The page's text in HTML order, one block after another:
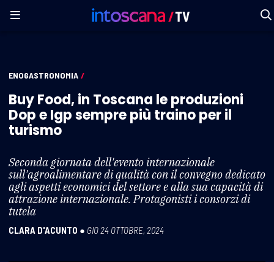
ENOGASTRONOMIA /
Buy Food, in Toscana le produzioni
Dop e Igp sempre più traino per il
turismo
Seconda giornata dell'evento internazionale
sull'agroalimentare di qualità con il convegno dedicato
agli aspetti economici del settore e alla sua capacità di
attrazione internazionale. Protagonisti i consorzi di
tutela
CLARA D'ACUNTO ● GIO 24 OTTOBRE, 2024